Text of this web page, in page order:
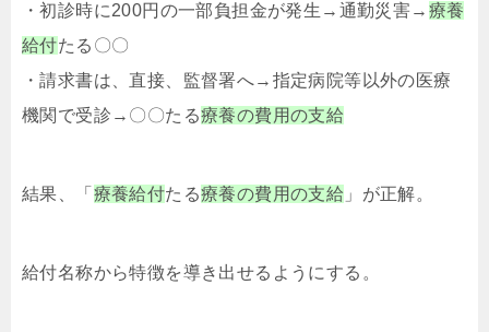
・初診時に200円の一部負担金が発生→通勤災害→ 療養
給付たる〇〇
・請求書は、直接、監督署へ→指定病院等以外の医療
機関で受診→〇〇たる療養の費用の支給
結果、「 療養給付たる療養の費用の支給 」が正解。
給付名称から特徴を導き出せるようにする。